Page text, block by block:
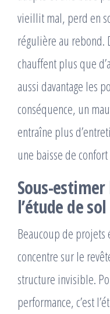
vieillit mal, perd en
régulière au rebond.
chauffent plus que
aussi davantage les
conséquence, un
entraîne plus
une baisse de
Sous-
l’étude de sol
Beaucoup de projets
concentre sur le
structure invisible.
performance, c’est